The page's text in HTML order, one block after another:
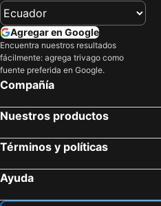
Agregar en Google
Encuentra nuestros resultados
fácilmente: agrega trivago como
fuente preferida en Google.
Compañía
Nuestros productos
Términos y políticas
Ayuda